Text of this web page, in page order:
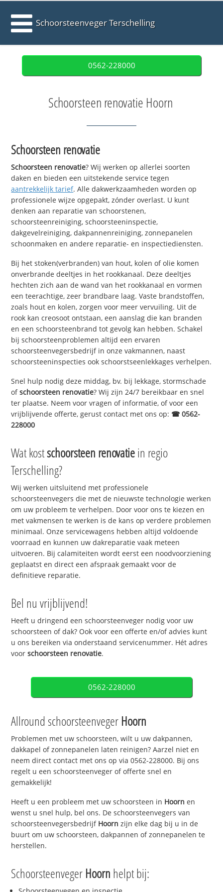
Schoorsteenveger Terschelling
0562-228000
Schoorsteen renovatie Hoorn
Schoorsteen renovatie
Schoorsteen renovatie? Wij werken op allerlei soorten
daken en bieden een uitstekende service tegen
aantrekkelijk tarief. Alle dakwerkzaamheden worden op
professionele wijze opgepakt, zónder overlast. U kunt
denken aan reparatie van schoorstenen,
schoorsteenreiniging, schoorsteeninspectie,
dakgevelreiniging, dakpannenreiniging, zonnepanelen
schoonmaken en andere reparatie- en inspectiediensten.
Bij het stoken(verbranden) van hout, kolen of olie komen
onverbrande deeltjes in het rookkanaal. Deze deeltjes
hechten zich aan de wand van het rookkanaal en vormen
een teerachtige, zeer brandbare laag. Vaste brandstoffen,
zoals hout en kolen, zorgen voor meer vervuiling. Uit de
rook kan creosoot ontstaan, een aanslag die kan branden
en een schoorsteenbrand tot gevolg kan hebben. Schakel
bij schoorsteenproblemen altijd een ervaren
schoorsteenvegersbedrijf in onze vakmannen, naast
schoorsteeninspecties ook schoorstseenlekkages verhelpen.
Snel hulp nodig deze middag, bv. bij lekkage, stormschade
ofschoorsteen renovatie? Wij zijn 24/7 bereikbaar en snel
ter plaatse. Neem voor vragen of informatie, of voor een
vrijblijvende offerte, gerust contact met ons op: ☎ 0562-
228000
Wat kostschoorsteen renovatiein regio
Terschelling?
Wij werken uitsluitend met professionele
schoorsteenvegers die met de nieuwste technologie werken
om uw probleem te verhelpen. Door voor ons te kiezen en
met vakmensen te werken is de kans op verdere problemen
minimaal. Onze servicewagens hebben altijd voldoende
voorraad en kunnen uw dakreparatie vaak meteen
uitvoeren. Bij calamiteiten wordt eerst een noodvoorziening
geplaatst en direct een afspraak gemaakt voor de
definitieve reparatie.
Bel nu vrijblijvend!
Heeft u dringend een schoorsteenveger nodig voor uw
schoorsteen of dak? Ook voor een offerte en/of advies kunt
u ons bereiken via onderstaand servicenummer. Hét adres
voorschoorsteen renovatie.
0562-228000
Allround schoorsteenveger Hoorn
Problemen met uw schoorsteen, wilt u uw dakpannen,
dakkapel of zonnepanelen laten reinigen? Aarzel niet en
neem direct contact met ons op via 0562-228000. Bij ons
regelt u een schoorsteenveger of offerte snel en
gemakkelijk!
Heeft u een probleem met uw schoorsteen in Hoorn en
wenst u snel hulp, bel ons. De schoorsteenvegers van
schoorsteenvegersbedrijf Hoorn zijn elke dag bij u in de
buurt om uw schoorsteen, dakpannen of zonnepanelen te
herstellen.
Schoorsteenveger Hoorn helpt bij: